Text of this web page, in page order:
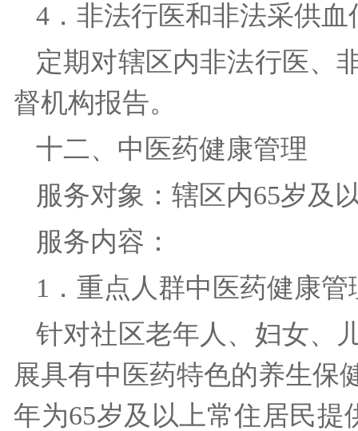
4．非法行医和非法采供
定期对辖区内非法行医、
督机构报告。
十二、中医药健康管理
服务对象：辖区内65岁
服务内容：
1．重点人群中医药健康
针对社区老年人、妇女、
展具有中医药特色的养生保
年为65岁及以上常住居民